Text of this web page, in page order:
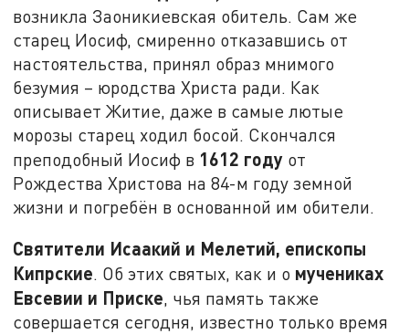
возникла Заоникиевская обитель. Сам же
старец Иосиф, смиренно отказавшись от
настоятельства, принял образ мнимого
безумия – юродства Христа ради. Как
описывает Житие, даже в самые лютые
морозы старец ходил босой. Скончался
преподобный Иосиф в 1612 году от
Рождества Христова на 84-м году земной
жизни и погребён в основанной им обители.
Святители Исаакий и Мелетий, епископы
Кипрские. Об этих святых, как и о мучениках
Евсевии и Приске, чья память также
совершается сегодня, известно только время